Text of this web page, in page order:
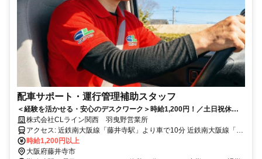
配車サポート・運行管理補助スタッフ
＜経験を活かせる・安心のデスクワーク＞時給1,200円！／土日祝休み
＆17時退勤で家庭との両立◎／段階を踏んで学べる環境／職場見学OK
株式会社CLライン関西 羽曳野営業所
アクセス: 近鉄南大阪線「藤井寺駅」より車で10分 近鉄南大阪線「高
鷲駅」より車で5分 近鉄南大阪線「古市駅」より車で12分 ※車・バ
イク通勤OK（駐車場完備） ※羽曳野市内はもちろん、藤井寺市・松
時給1,200円以上
大阪府藤井寺市